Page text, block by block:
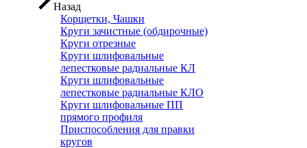
Назад
Корщетки, Чашки
Круги зачистные (обдирочные)
Круги отрезные
Круги шлифовальные
лепестковые радиальные КЛ
Круги шлифовальные
лепестковые радиальные КЛО
Круги шлифовальные ПП
прямого профиля
Приспособления для правки
кругов